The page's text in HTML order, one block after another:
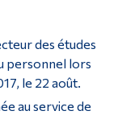
des études
personnel lors
le 22 août.
au service de